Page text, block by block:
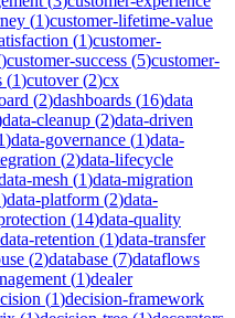
(1)customer-lifetime-value
(1)customer-
)customer-success (5)customer-
(1)cutover(2)cx
(2)dashboards (16)data
data-cleanup (2)data-driven
)data-governance (1)data-
(2)data-lifecycle
mesh (1)data-migration
)data-platform (2)data-
(14)data-quality
data-retention (1)data-transfer
(2)database (7)dataflows
(1)dealer
(1)decision-framework